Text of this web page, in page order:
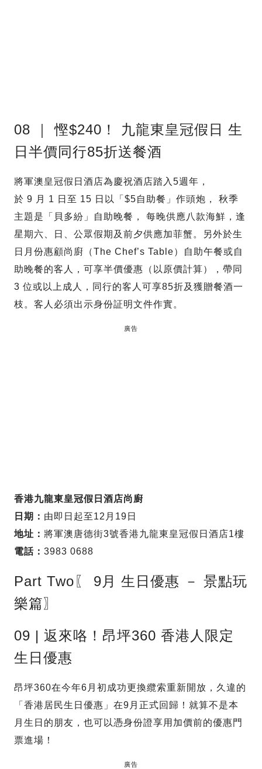
08 ｜ 慳$240！ 九龍東皇冠假日 生
日半價同行85折送餐酒
將軍澳皇冠假日酒店為慶祝酒店踏入5週年，
於 9 月 1 日至 15 日以「$5自助餐」作頭炮， 秋季
主題是「貝多紛」自助晚餐， 每晚供應八款海鮮，逢
星期六、日、公眾假期及前夕供應加菲蟹。另外於生
日月份惠顧尚廚（The Chef’s Table）自助午餐或自
助晚餐的客人，可享半價優惠（以原價計算），帶同
3 位或以上成人，同行的客人可享85折及獲贈餐酒一
枝。客人必須出示身份証明文件作實。
廣告
香港九龍東皇冠假日酒店尚廚
日期： 由即日起至12月19日
地址： 將軍澳唐德街3號香港九龍東皇冠假日酒店1樓
電話： 3983 0688
Part Two〖 9月 生日優惠 － 景點玩
樂篇〗
09 | 返來咯！昂坪360 香港人限定
生日優惠
昂坪360在今年6月初成功更換纜索重新開放，久違的
「香港居民生日優惠」在9月正式回歸！就算不是本
月生日的朋友，也可以憑身份證享用加價前的優惠門
票進場！
廣告